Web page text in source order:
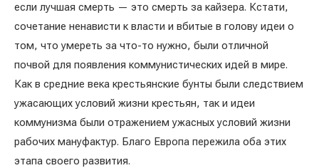
если лучшая смерть — это смерть за кайзера. Кстати,
сочетание ненависти к власти и вбитые в голову идеи о
том, что умереть за что-то нужно, были отличной
почвой для появления коммунистических идей в мире.
Как в средние века крестьянские бунты были следствием
ужасающих условий жизни крестьян, так и идеи
коммунизма были отражением ужасных условий жизни
рабочих мануфактур. Благо Европа пережила оба этих
этапа своего развития.